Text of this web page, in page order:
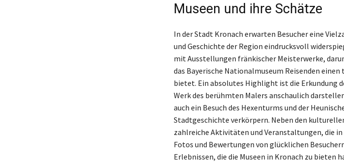
Museen und ihre Schätze
In der Stadt Kronach erwarten Besucher eine
und Geschichte der Region eindrucksvoll
mit Ausstellungen fränkischer Meisterwerke,
das Bayerische Nationalmuseum Reisenden
bietet. Ein absolutes Highlight ist die Erkundung
Werk des berühmten Malers anschaulich
auch ein Besuch des Hexenturms und der
Stadtgeschichte verkörpern. Neben den
zahlreiche Aktivitäten und Veranstaltungen, die
Fotos und Bewertungen von glücklichen
Erlebnissen, die die Museen in Kronach zu bieten